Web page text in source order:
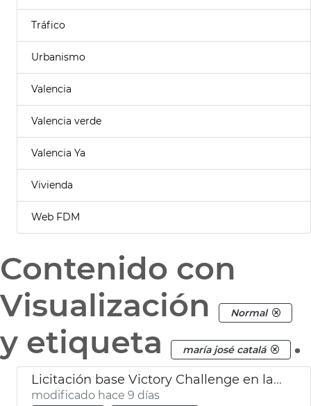
Tráfico
Urbanismo
Valencia
Valencia verde
Valencia Ya
Vivienda
Web FDM
Contenido con
Visualización
Normal
y etiqueta maría josé catalá .
Licitación base Victory Challenge en la Marina de València
modificado hace 9 días